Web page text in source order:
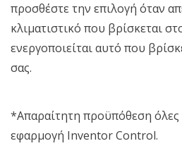
προσθέστε την επιλογή όταν
κλιματιστικό που βρίσκεται
ενεργοποιείται αυτό που
σας.
*Απαραίτητη προϋπόθεση όλες
εφαρμογή Inventor Control.